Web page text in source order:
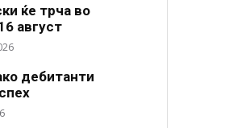
ќе трча во
август
дебитанти